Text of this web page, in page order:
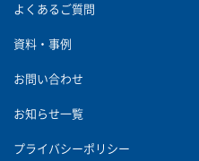
よくあるご質問
資料・事例
お問い合わせ
お知らせ一覧
プライバシーポリシー